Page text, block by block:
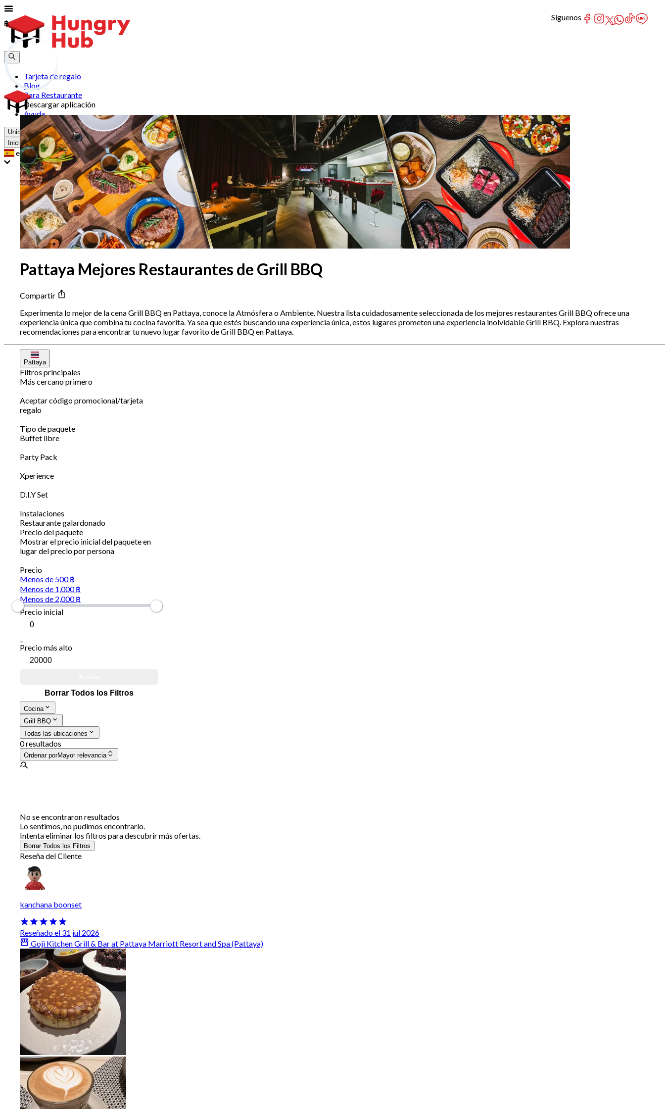
Tarjeta de regalo
Blog
Para Restaurante
Descargar aplicación
Ayuda
Unirse
Iniciar Sesión
es
Pattaya Mejores Restaurantes de Grill BBQ
Compartir
Experimenta lo mejor de la cena Grill BBQ en Pattaya, conoce la Atmósfera o Ambiente. Nuestra lista cuidadosamente seleccionada de los mejores restaurantes Grill BBQ ofrece una
experiencia única que combina tu cocina favorita. Ya sea que estés buscando una experiencia única, estos lugares prometen una experiencia inolvidable Grill BBQ. Explora nuestras
recomendaciones para encontrar tu nuevo lugar favorito de Grill BBQ en Pattaya.
Pattaya
Filtros principales
Más cercano primero
Aceptar código promocional/tarjeta
regalo
Tipo de paquete
Buffet libre
Party Pack
Xperience
D.I.Y Set
Instalaciones
Restaurante galardonado
Precio del paquete
Mostrar el precio inicial del paquete en
lugar del precio por persona
Precio
Menos de 500 ฿
Menos de 1,000 ฿
Menos de 2,000 ฿
฿
Precio inicial
฿
Precio más alto
Borrar Todos los Filtros
Cocina
Grill BBQ
Todas las ubicaciones
0 resultados
Ordenar porMayor relevancia
No se encontraron resultados
Lo sentimos, no pudimos encontrarlo.
Intenta eliminar los filtros para descubrir más ofertas.
Borrar Todos los Filtros
Reseña del Cliente
kanchana boonset
Reseñado el 31 jul 2026
Goji Kitchen Grill & Bar at Pattaya Marriott Resort and Spa (Pattaya)
Síguenos